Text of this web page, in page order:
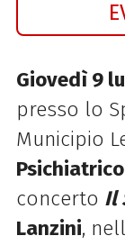
Giovedì 9
presso lo
Municipio
concerto Il
Lanzini,